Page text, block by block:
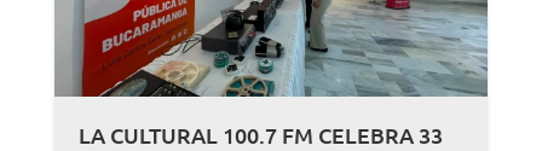
LA CULTURAL 100.7 FM CELEBRA 33